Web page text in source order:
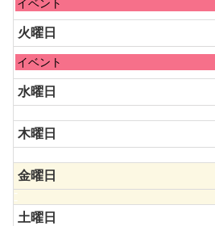
2nd
2026
月
曜
日,
8
月
3rd
2026
イベント
火曜日
火
曜
日,
8
月
4th
2026
イベント
水曜日
木曜日
金曜日
土曜日